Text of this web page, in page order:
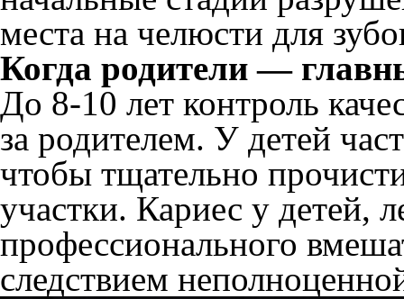
места на челюсти для
Когда родители —
До 8-10 лет контроль
за родителем. У детей
чтобы тщательно
участки. Кариес у детей,
профессионального
следствием